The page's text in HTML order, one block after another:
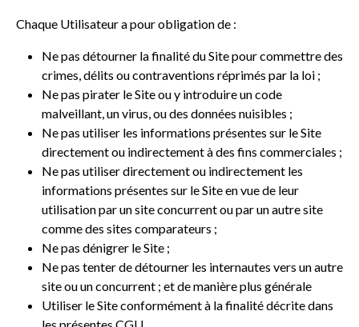
Chaque Utilisateur a pour obligation de :
Ne pas détourner la finalité du Site pour commettre des
crimes, délits ou contraventions réprimés par la loi ;
Ne pas pirater le Site ou y introduire un code
malveillant, un virus, ou des données nuisibles ;
Ne pas utiliser les informations présentes sur le Site
directement ou indirectement à des fins commerciales ;
Ne pas utiliser directement ou indirectement les
informations présentes sur le Site en vue de leur
utilisation par un site concurrent ou par un autre site
comme des sites comparateurs ;
Ne pas dénigrer le Site ;
Ne pas tenter de détourner les internautes vers un autre
site ou un concurrent ; et de manière plus générale
Utiliser le Site conformément à la finalité décrite dans